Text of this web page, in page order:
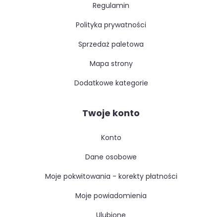
regulamin
polityka prywatności
sprzedaż paletowa
mapa strony
dodatkowe kategorie
Twoje konto
konto
dane osobowe
moje pokwitowania - korekty płatności
moje powiadomienia
ulubione